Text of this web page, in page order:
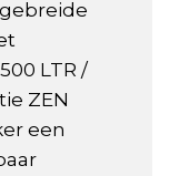
LTR /
ZEN
een